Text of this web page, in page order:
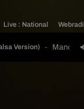
Live : National
Version) -